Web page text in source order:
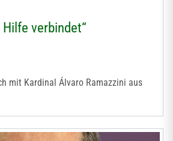
verbindet“
mit Kardinal Álvaro Ramazzini aus